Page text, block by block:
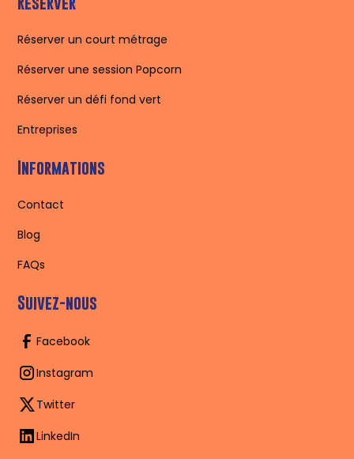
Réserver un court métrage
Réserver une session Popcorn
Réserver un défi fond vert
Entreprises
Informations
Contact
Blog
FAQs
Suivez-nous
Facebook
Instagram
Twitter
LinkedIn